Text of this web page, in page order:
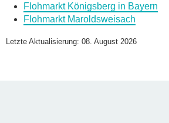
Name des Flohmarkts
Flohmarkt Königsberg in Bayern
Flohmarkt Maroldsweisach
Letzte Aktualisierung: 08. August 2026